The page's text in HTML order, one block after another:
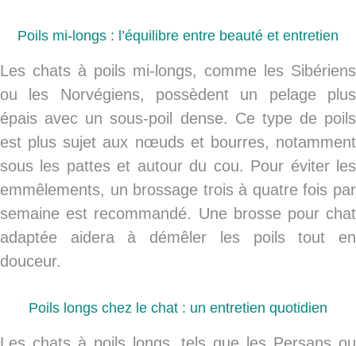
Poils mi-longs : l’équilibre entre beauté et entretien
Les chats à poils mi-longs, comme les Sibériens
ou les Norvégiens, possèdent un pelage plus
épais avec un sous-poil dense. Ce type de poils
est plus sujet aux nœuds et bourres, notamment
sous les pattes et autour du cou. Pour éviter les
emmêlements, un brossage trois à quatre fois par
semaine est recommandé. Une brosse pour chat
adaptée aidera à démêler les poils tout en
douceur.
Poils longs chez le chat : un entretien quotidien